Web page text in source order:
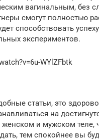
вагинальным, без
смогут полностью
способствовать успеху
экспериментов.
WYlZFbtk
статьи, это
на
и мужском теле,
тем спокойнее вы